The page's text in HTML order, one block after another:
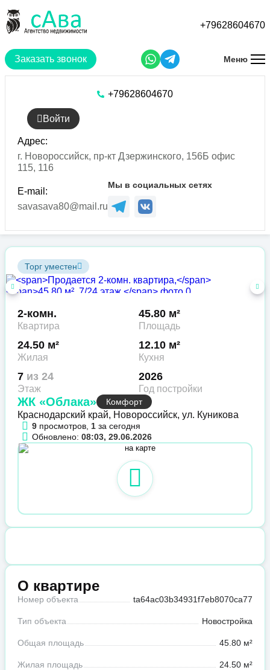
основному
Заказать звонок
+79628604670
Меню
+79628604670
Войти
Адрес:
г. Новороссийск, пр-кт Дзержинского, 156Б офис
115, 116
E-mail:
savasava80@mail.ru
Мы в социальных сетях
Торг уместен
2-комн.
Квартира
45.80 м²
Площадь
24.50 м²
Жилая
12.10 м²
Кухня
7 из 24
Этаж
2026
Год постройки
ЖК «Облака» Комфорт
Краснодарский край, Новороссийск, ул. Куникова
9 просмотров, 1 за сегодня
Обновлено: 08:03, 29.06.2026
О квартире
Номер объекта ta64ac03b34931f7eb8070ca77
Тип объекта Новостройка
Общая площадь 45.80 м²
Жилая площадь 24.50 м²